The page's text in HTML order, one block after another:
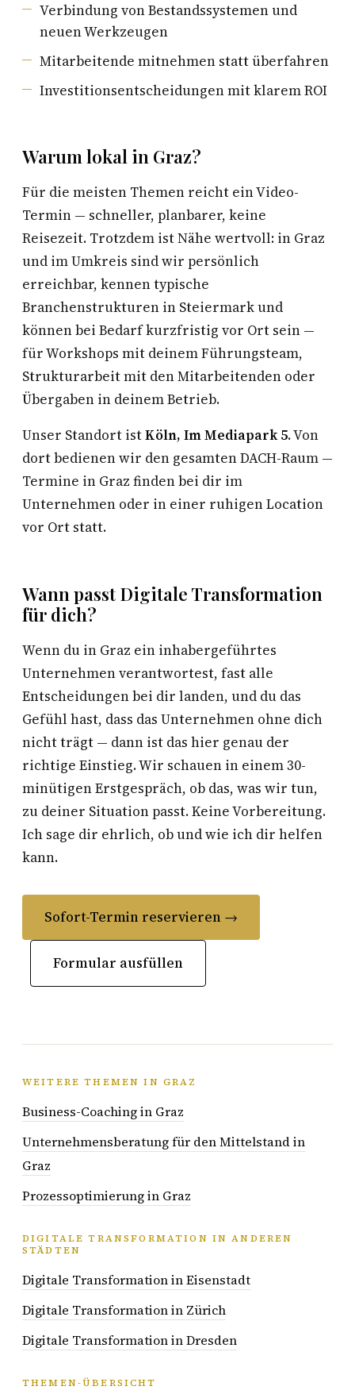
Verbindung von Bestandssystemen und
neuen Werkzeugen
Mitarbeitende mitnehmen statt überfahren
Investitionsentscheidungen mit klarem ROI
Warum lokal in Graz?
Für die meisten Themen reicht ein Video-
Termin — schneller, planbarer, keine
Reisezeit. Trotzdem ist Nähe wertvoll: in Graz
und im Umkreis sind wir persönlich
erreichbar, kennen typische
Branchenstrukturen in Steiermark und
können bei Bedarf kurzfristig vor Ort sein —
für Workshops mit deinem Führungsteam,
Strukturarbeit mit den Mitarbeitenden oder
Übergaben in deinem Betrieb.
Unser Standort istKöln, Im Mediapark 5. Von
dort bedienen wir den gesamten DACH-Raum —
Termine in Graz finden bei dir im
Unternehmen oder in einer ruhigen Location
vor Ort statt.
Wann passt Digitale Transformation
für dich?
Wenn du in Graz ein inhabergeführtes
Unternehmen verantwortest, fast alle
Entscheidungen bei dir landen, und du das
Gefühl hast, dass das Unternehmen ohne dich
nicht trägt — dann ist das hier genau der
richtige Einstieg. Wir schauen in einem 30-
minütigen Erstgespräch, ob das, was wir tun,
zu deiner Situation passt. Keine Vorbereitung.
Ich sage dir ehrlich, ob und wie ich dir helfen
kann.
Sofort-Termin reservieren →
Formular ausfüllen
WEITERE THEMEN IN GRAZ
Business-Coaching in Graz
Unternehmensberatung für den Mittelstand in
Graz
Prozessoptimierung in Graz
DIGITALE TRANSFORMATION IN ANDEREN
STÄDTEN
Digitale Transformation in Eisenstadt
Digitale Transformation in Zürich
Digitale Transformation in Dresden
THEMEN-ÜBERSICHT